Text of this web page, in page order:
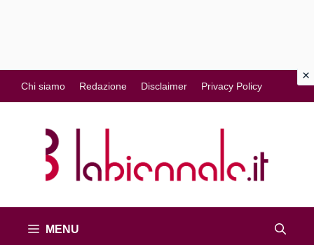
al
contenuto
Chi siamo Redazione Disclaimer Privacy Policy
MENU